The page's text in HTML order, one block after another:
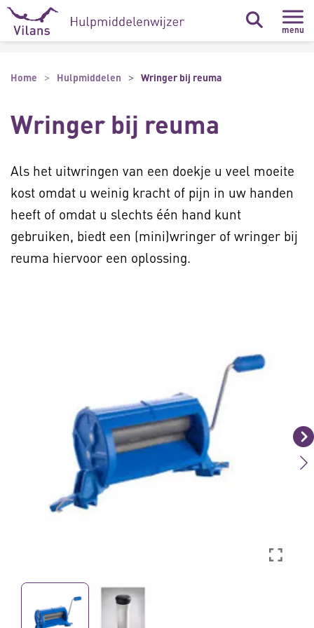
Naar hoofdinhoud
Naar footer
menu
Home Hulpmiddelen Wringer bij reuma
Wringer bij reuma
Als het uitwringen van een doekje u veel moeite
kost omdat u weinig kracht of pijn in uw handen
heeft of omdat u slechts één hand kunt
gebruiken, biedt een (mini)wringer of wringer bij
reuma hiervoor een oplossing.